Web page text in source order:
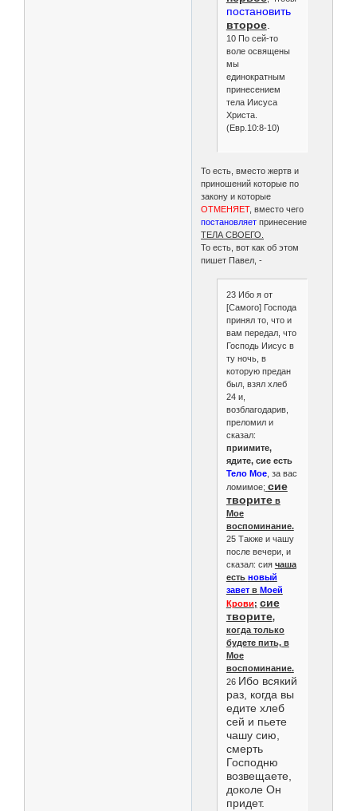
постановить
второе.
10 По сей-то
воле освящены
мы
единократным
принесением
тела Иисуса
Христа.
(Евр.10:8-10)
То есть, вместо жертв и
приношений которые по
закону и которые
ОТМЕНЯЕТ, вместо чего
постановляет принесение
ТЕЛА СВОЕГО.
То есть, вот как об этом
пишет Павел, -
23 Ибо я от
[Самого] Господа
принял то, что и
вам передал, что
Господь Иисус в
ту ночь, в
которую предан
был, взял хлеб
24 и,
возблагодарив,
преломил и
сказал:
приимите,
ядите, сие есть
Тело Мое, за вас
ломимое; сие
творитев
Мое
воспоминание.
25 Также и чашу
после вечери, и
сказал: сия чаша
есть новый
заветв Моей
Крови; сие
творите,
когда только
будете пить, в
Мое
воспоминание.
26 Ибо всякий
раз, когда вы
едите хлеб
сей и пьете
чашу сию,
смерть
Господню
возвещаете,
доколе Он
придет.